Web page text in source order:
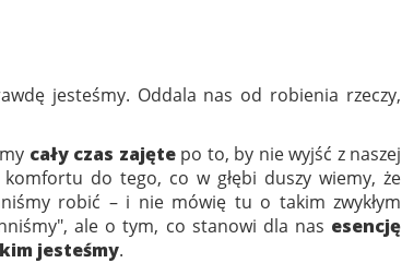
jesteśmy. Oddala nas od robienia rzeczy,
cały czas zajętepo to, by nie wyjść z naszej
do tego, co w głębi duszy wiemy, że
robić – i nie mówię tu o takim zwykłym
ale o tym, co stanowi dla nas esencję
jesteśmy.